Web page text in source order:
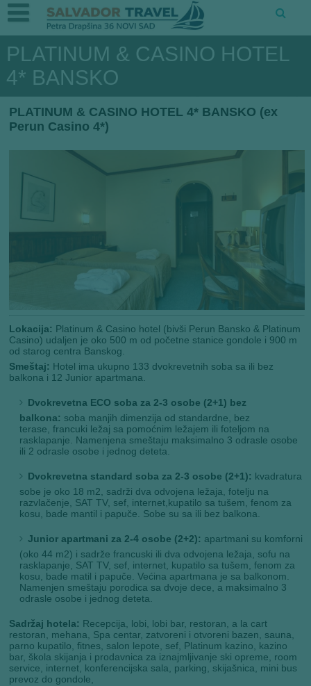
PLATINUM & CASINO HOTEL
4* BANSKO
PLATINUM & CASINO HOTEL 4* BANSKO (ex
Perun Casino 4*)
Lokacija: Platinum & Casino hotel (bivši Perun Bansko & Platinum
Casino) udaljen je oko 500 m od početne stanice gondole i 900 m
od starog centra Banskog.
Smeštaj: Hotel ima ukupno 133 dvokrevetnih soba sa ili bez
balkona i 12 Junior apartmana.
Dvokrevetna ECO soba za 2-3 osobe (2+1) bez
balkona: soba manjih dimenzija od standardne, bez
terase, francuki ležaj sa pomoćnim ležajem ili foteljom na
rasklapanje. Namenjena smeštaju maksimalno 3 odrasle osobe
ili 2 odrasle osobe i jednog deteta.
Dvokrevetna standard soba za 2-3 osobe (2+1): kvadratura
sobe je oko 18 m2, sadrži dva odvojena ležaja, fotelju na
razvlačenje, SAT TV, sef, internet,kupatilo sa tušem, fenom za
kosu, bade mantil i papuče. Sobe su sa ili bez balkona.
Junior apartmani za 2-4 osobe (2+2): apartmani su komforni
(oko 44 m2) i sadrže francuski ili dva odvojena ležaja, sofu na
rasklapanje, SAT TV, sef, internet, kupatilo sa tušem, fenom za
kosu, bade matil i papuče. Većina apartmana je sa balkonom.
Namenjen smeštaju porodica sa dvoje dece, a maksimalno 3
odrasle osobe i jednog deteta.
Sadržaj hotela: Recepcija, lobi, lobi bar, restoran, a la cart
restoran, mehana, Spa centar, zatvoreni i otvoreni bazen, sauna,
parno kupatilo, fitnes, salon lepote, sef, Platinum kazino, kazino
bar, škola skijanja i prodavnica za iznajmljivanje ski opreme, room
service, internet, konferencijska sala, parking, skijašnica, mini bus
prevoz do gondole,